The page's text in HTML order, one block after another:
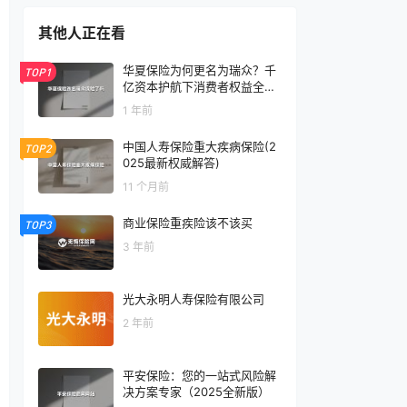
其他人正在看
TOP1
华夏保险为何更名为瑞众？千
亿资本护航下消费者权益全解
析
1 年前
TOP2
中国人寿保险重大疾病保险(2
025最新权威解答)
11 个月前
TOP3 商业保险重疾险该不该买
3 年前
光大永明人寿保险有限公司
2 年前
平安保险：您的一站式风险解
决方案专家（2025全新版）